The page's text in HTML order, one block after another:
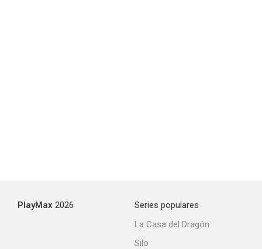
PlayMax 2026
Series populares
La Casa del Dragón
Silo